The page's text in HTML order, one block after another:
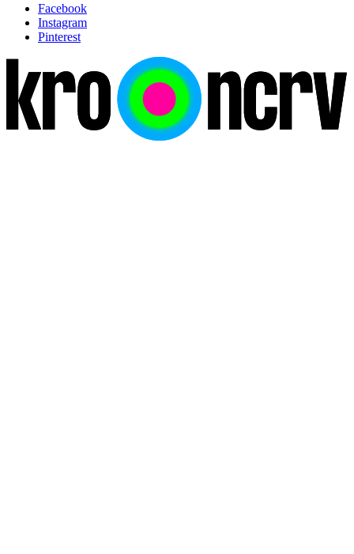
Facebook
Instagram
Pinterest